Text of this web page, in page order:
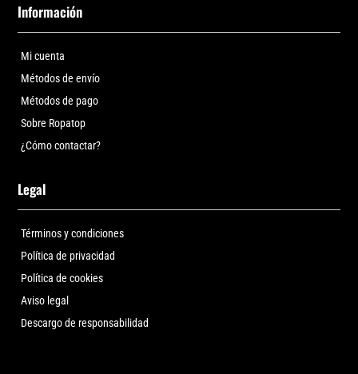
Información
Mi cuenta
Métodos de envío
Métodos de pago
Sobre Ropatop
¿Cómo contactar?
Legal
Términos y condiciones
Política de privacidad
Política de cookies
Aviso legal
Descargo de responsabilidad